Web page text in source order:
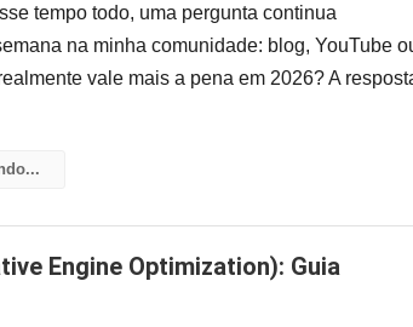
tempo todo, uma pergunta continua
na minha comunidade: blog, YouTube
vale mais a pena em 2026? A